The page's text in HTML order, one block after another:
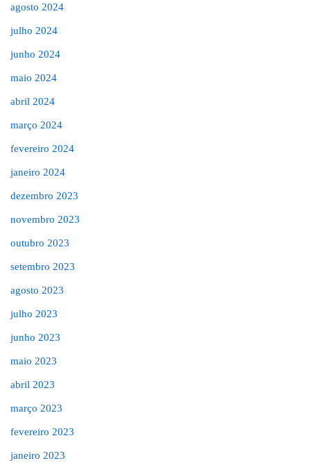
agosto 2024
julho 2024
junho 2024
maio 2024
abril 2024
março 2024
fevereiro 2024
janeiro 2024
dezembro 2023
novembro 2023
outubro 2023
setembro 2023
agosto 2023
julho 2023
junho 2023
maio 2023
abril 2023
março 2023
fevereiro 2023
janeiro 2023